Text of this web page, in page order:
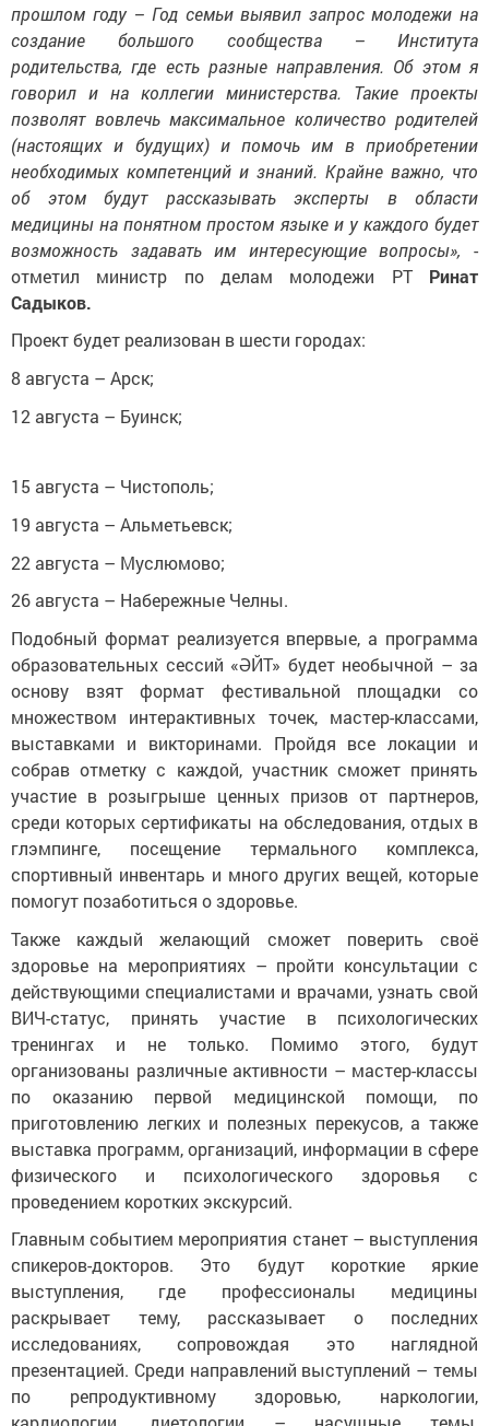
прошлом году – Год семьи выявил запрос молодежи на
создание большого сообщества – Института
родительства, где есть разные направления. Об этом я
говорил и на коллегии министерства. Такие проекты
позволят вовлечь максимальное количество родителей
(настоящих и будущих) и помочь им в приобретении
необходимых компетенций и знаний. Крайне важно, что
об этом будут рассказывать эксперты в области
медицины на понятном простом языке и у каждого будет
возможность задавать им интересующие вопросы», -
отметил министр по делам молодежи РТ Ринат
Садыков.
Проект будет реализован в шести городах:
8 августа – Арск;
12 августа – Буинск;
15 августа – Чистополь;
19 августа – Альметьевск;
22 августа – Муслюмово;
26 августа – Набережные Челны.
Подобный формат реализуется впервые, а программа
образовательных сессий «ӘЙТ» будет необычной – за
основу взят формат фестивальной площадки со
множеством интерактивных точек, мастер-классами,
выставками и викторинами. Пройдя все локации и
собрав отметку с каждой, участник сможет принять
участие в розыгрыше ценных призов от партнеров,
среди которых сертификаты на обследования, отдых в
глэмпинге, посещение термального комплекса,
спортивный инвентарь и много других вещей, которые
помогут позаботиться о здоровье.
Также каждый желающий сможет поверить своё
здоровье на мероприятиях – пройти консультации с
действующими специалистами и врачами, узнать свой
ВИЧ-статус, принять участие в психологических
тренингах и не только. Помимо этого, будут
организованы различные активности – мастер-классы
по оказанию первой медицинской помощи, по
приготовлению легких и полезных перекусов, а также
выставка программ, организаций, информации в сфере
физического и психологического здоровья с
проведением коротких экскурсий.
Главным событием мероприятия станет – выступления
спикеров-докторов. Это будут короткие яркие
выступления, где профессионалы медицины
раскрывает тему, рассказывает о последних
исследованиях, сопровождая это наглядной
презентацией. Среди направлений выступлений – темы
по репродуктивному здоровью, наркологии,